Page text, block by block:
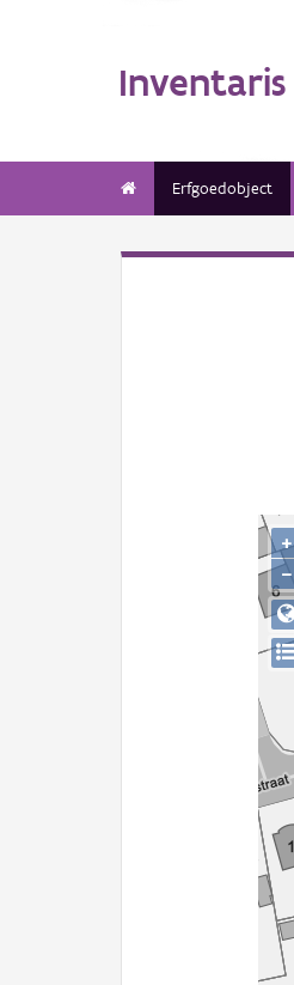
Inventaris
Erfgoedobject
+
−